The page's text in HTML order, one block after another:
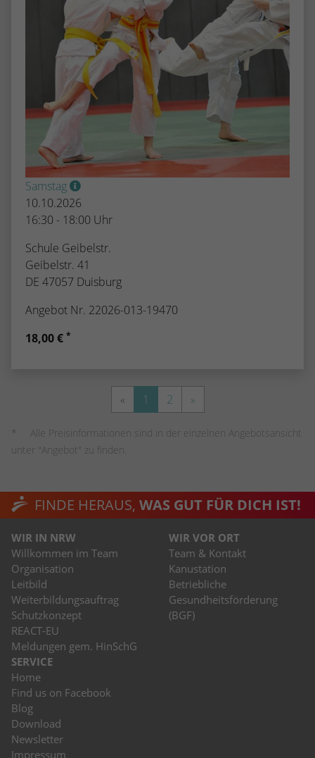
Samstag
10.10.2026
16:30 - 18:00 Uhr
Schule Geibelstr.
Geibelstr. 41
DE 47057 Duisburg
Angebot Nr. 22026-013-19470
18,00 € *
« 1 2 »
Alle Preisinformationen sind in der einzelnen Angebotsansicht
unter "Angebot" zu finden.
FINDE HERAUS, WAS GUT FÜR DICH IST!
WIR IN NRW
Willkommen im Team
Organisation
Leitbild
Weiterbildungsauftrag
Schutzkonzept
REACT-EU
Meldungen gem. HinSchG
WIR VOR ORT
Team & Kontakt
Kanustation
Betriebliche
Gesundheitsförderung
(BGF)
SERVICE
Home
Find us on Facebook
Blog
Download
Newsletter
Impressum